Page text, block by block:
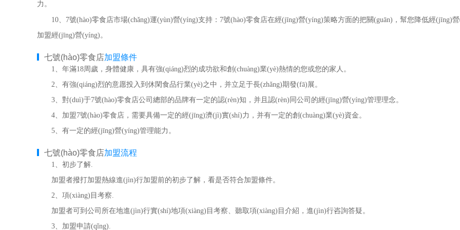
力。
10、7號(hào)零食店市場(chǎng)運(yùn)營(yíng)支持：7號(hào)零食店在經(jīng)營(yíng)策略方面的把關(guān)，幫您降低經(jīng)營
加盟經(jīng)營(yíng)。
七號(hào)零食店加盟條件
1、年滿18周歲，身體健康，具有強(qiáng)烈的成功欲和創(chuàng)業(yè)熱情的您或您的家人。
2、有強(qiáng)烈的意愿投入到休閑食品行業(yè)之中，并立足于長(zhǎng)期發(fā)展。
3、對(duì)于7號(hào)零食店公司總部的品牌有一定的認(rèn)知，并且認(rèn)同公司的經(jīng)營(yíng)管理理念。
4、加盟7號(hào)零食店，需要具備一定的經(jīng)濟(jì)實(shí)力，并有一定的創(chuàng)業(yè)資金。
5、有一定的經(jīng)營(yíng)管理能力。
七號(hào)零食店加盟流程
1、初步了解.
加盟者撥打加盟熱線進(jìn)行加盟前的初步了解，看是否符合加盟條件。
2、項(xiàng)目考察.
加盟者可到公司所在地進(jìn)行實(shí)地項(xiàng)目考察、聽取項(xiàng)目介紹，進(jìn)行咨詢答疑。
3、加盟申請(qǐng).